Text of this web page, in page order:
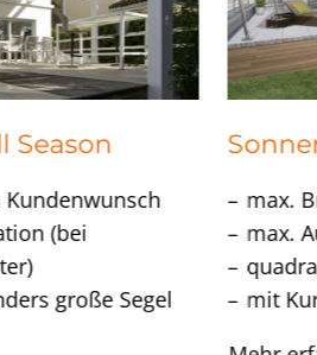
Season
(bei
große Segel
max.
max.
mit